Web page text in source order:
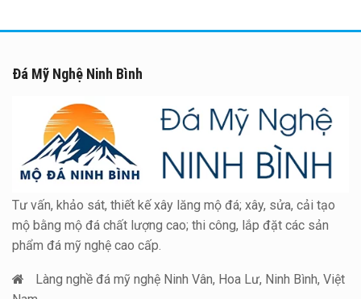
Đá Mỹ Nghệ Ninh Bình
Tư vấn, khảo sát, thiết kế xây lăng mộ đá; xây, sửa, cải tạo
mộ bằng mộ đá chất lượng cao; thi công, lắp đặt các sản
phẩm đá mỹ nghệ cao cấp.
Làng nghề đá mỹ nghệ Ninh Vân, Hoa Lư, Ninh Bình, Việt